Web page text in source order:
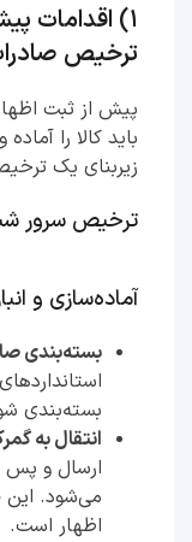
۱) اقدامات
ترخیص
پیش از ثبت
باید کالا را
زیربنای یک
ترخیص سرور
آماده‌سازی و
بسته‌بندی
بسته‌بندی
انتقال به
ارسال و پس
می‌شود. این
اظهار است.